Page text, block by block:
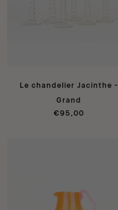
Le chandelier Jacinthe -
Grand
€95,00